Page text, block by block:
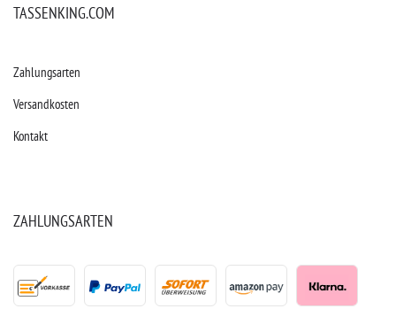
TASSENKING.COM
Zahlungsarten
Versandkosten
Kontakt
ZAHLUNGSARTEN